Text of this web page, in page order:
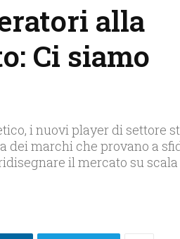
alla
Ci siamo
i nuovi player di settore
dei marchi che provano a
il mercato su scala